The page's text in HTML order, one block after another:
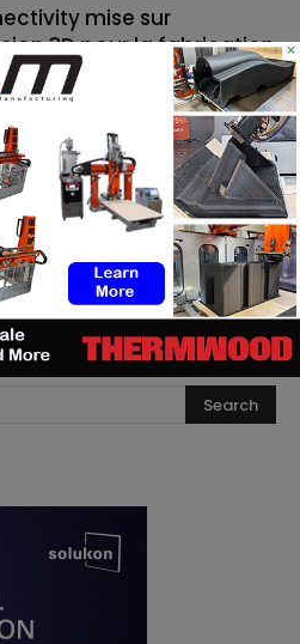
mise sur
3D pour la fabrication
en FA : quand les
de machines doivent
et quand les utilisateurs
×